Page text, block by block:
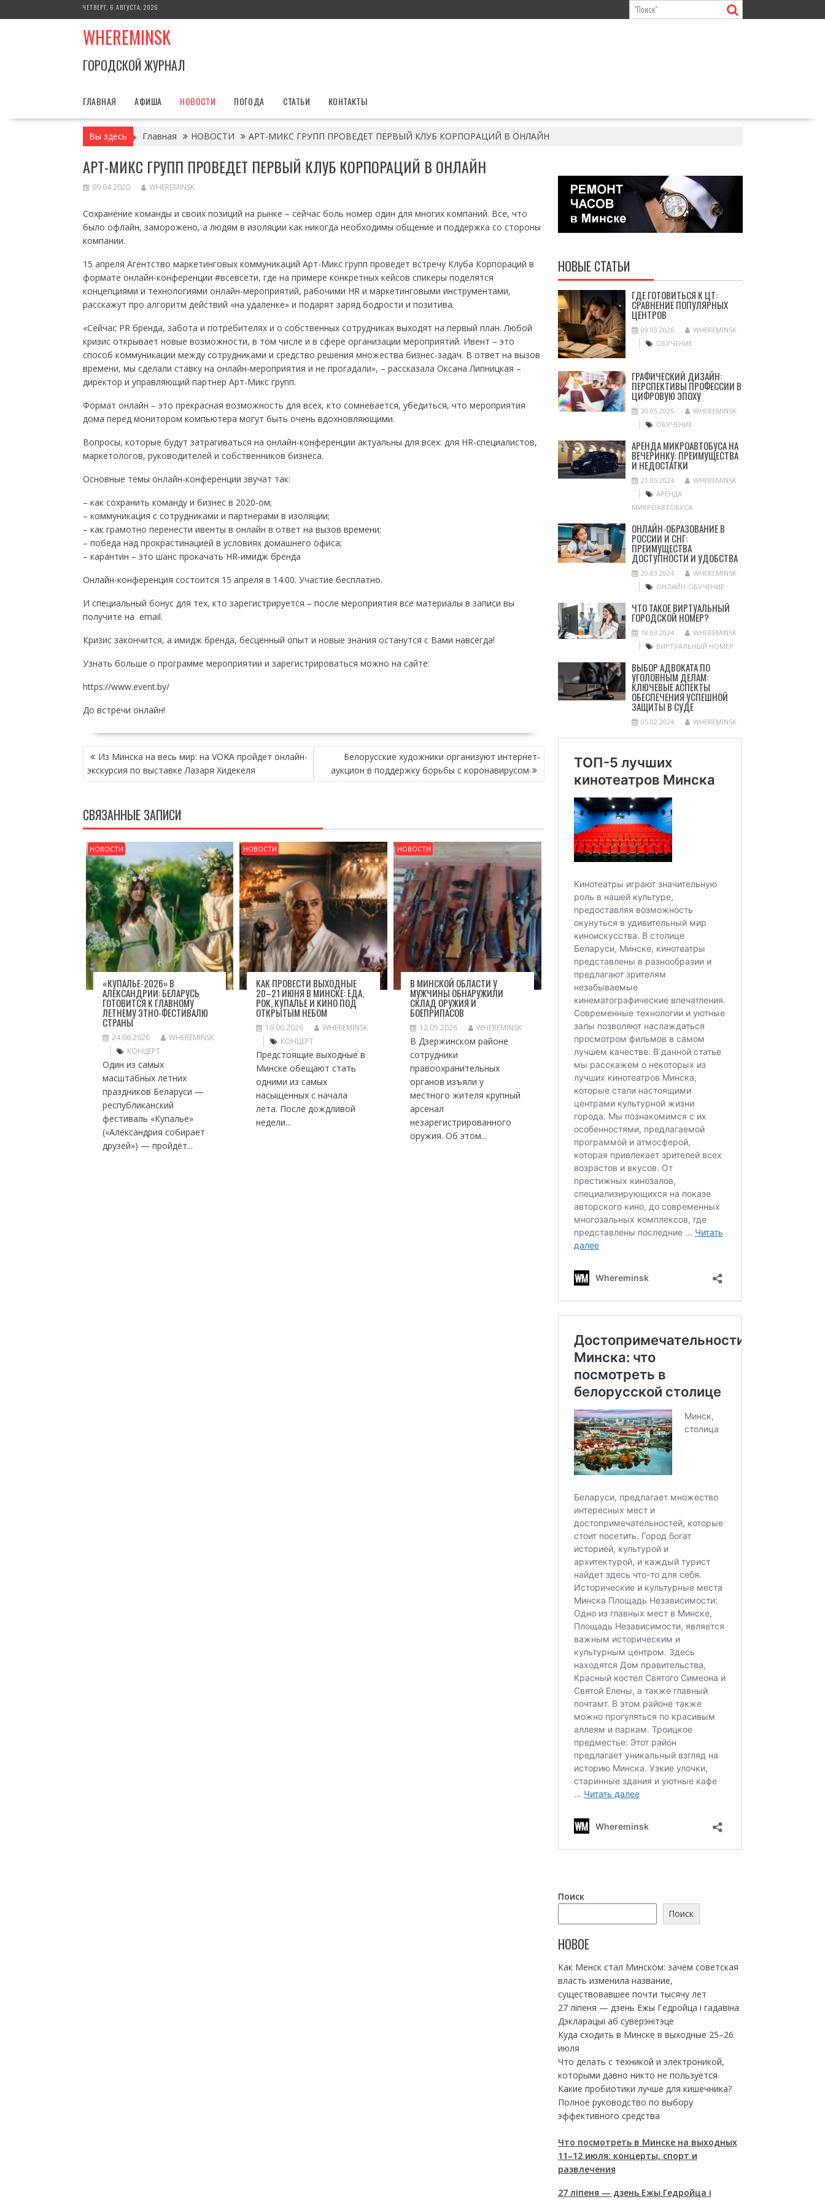
к
ЧЕТВЕРГ, 6 АВГУСТА, 2026
WHEREMINSK
ГОРОДСКОЙ ЖУРНАЛ
ГЛАВНАЯ АФИША НОВОСТИ ПОГОДА СТАТЬИ КОНТАКТЫ
Вы здесь Главная НОВОСТИ АРТ-МИКС ГРУПП ПРОВЕДЕТ ПЕРВЫЙ КЛУБ КОРПОРАЦИЙ В ОНЛАЙН
АРТ-МИКС ГРУПП ПРОВЕДЕТ ПЕРВЫЙ КЛУБ КОРПОРАЦИЙ В ОНЛАЙН
09.04.2020 WHEREMINSK
Сохранение команды и своих позиций на рынке – сейчас боль номер один для многих компаний. Все, что
было офлайн, заморожено, а людям в изоляции как никогда необходимы общение и поддержка со стороны
компании.
15 апреля Агентство маркетинговых коммуникаций Арт-Микс групп проведет встречу Клуба Корпораций в
формате онлайн-конференции #всевсети, где на примере конкретных кейсов спикеры поделятся
концепциями и технологиями онлайн-мероприятий, рабочими HR и маркетинговыми инструментами,
расскажут про алгоритм действий «на удаленке» и подарят заряд бодрости и позитива.
«Сейчас PR бренда, забота и потребителях и о собственных сотрудниках выходят на первый план. Любой
кризис открывает новые возможности, в том числе и в сфере организации мероприятий. Ивент – это
способ коммуникации между сотрудниками и средство решения множества бизнес-задач. В ответ на вызов
времени, мы сделали ставку на онлайн-мероприятия и не прогадали», – рассказала Оксана Липницкая –
директор и управляющий партнер Арт-Микс групп.
Формат онлайн – это прекрасная возможность для всех, кто сомневается, убедиться, что мероприятия
дома перед монитором компьютера могут быть очень вдохновляющими.
Вопросы, которые будут затрагиваться на онлайн-конференции актуальны для всех: для HR-специалистов,
маркетологов, руководителей и собственников бизнеса.
Основные темы онлайн-конференции звучат так:
– как сохранить команду и бизнес в 2020-ом;
– коммуникация с сотрудниками и партнерами в изоляции;
– как грамотно перенести ивенты в онлайн в ответ на вызов времени;
– победа над прокрастинацией в условиях домашнего офиса;
– карантин – это шанс прокачать HR-имидж бренда
Онлайн-конференция состоится 15 апреля в 14.00. Участие бесплатно.
И специальный бонус для тех, кто зарегистрируется – после мероприятия все материалы в записи вы
получите на email.
Кризис закончится, а имидж бренда, бесценный опыт и новые знания останутся с Вами навсегда!
Узнать больше о программе мероприятии и зарегистрироваться можно на сайте:
https://www.event.by/
До встречи онлайн!
НАВИГАЦИЯ
ПО
ЗАПИСЯМ
Из Минска на весь мир: на VOKA пройдет онлайн-
экскурсия по выставке Лазаря Хидекеля
Белорусские художники организуют интернет-
аукцион в поддержку борьбы с коронавирусом
СВЯЗАННЫЕ ЗАПИСИ
НОВОСТИ
«КУПАЛЬЕ-2026» В
АЛЕКСАНДРИИ: БЕЛАРУСЬ
ГОТОВИТСЯ К ГЛАВНОМУ
ЛЕТНЕМУ ЭТНО-ФЕСТИВАЛЮ
СТРАНЫ
24.06.2026
WHEREMINSK
КОНЦЕРТ
Один из самых
масштабных летних
праздников Беларуси —
республиканский
фестиваль «Купалье»
(«Александрия собирает
друзей») — пройдёт...
НОВОСТИ
КАК ПРОВЕСТИ ВЫХОДНЫЕ
20–21 ИЮНЯ В МИНСКЕ: ЕДА,
РОК, КУПАЛЬЕ И КИНО ПОД
ОТКРЫТЫМ НЕБОМ
19.06.2026
WHEREMINSK
КОНЦЕРТ
Предстоящие выходные в
Минске обещают стать
одними из самых
насыщенных с начала
лета. После дождливой
недели...
НОВОСТИ
В МИНСКОЙ ОБЛАСТИ У
МУЖЧИНЫ ОБНАРУЖИЛИ
СКЛАД ОРУЖИЯ И
БОЕПРИПАСОВ
12.05.2026 WHEREMINSK
В Дзержинском районе
сотрудники
правоохранительных
органов изъяли у
местного жителя крупный
арсенал
незарегистрированного
оружия. Об этом...
НОВЫЕ СТАТЬИ
ГДЕ ГОТОВИТЬСЯ К ЦТ:
СРАВНЕНИЕ ПОПУЛЯРНЫХ
ЦЕНТРОВ
09.03.2026
WHEREMINSK
ОБУЧЕНИЕ
ГРАФИЧЕСКИЙ ДИЗАЙН:
ПЕРСПЕКТИВЫ ПРОФЕССИИ В
ЦИФРОВУЮ ЭПОХУ
30.05.2025
WHEREMINSK
ОБУЧЕНИЕ
АРЕНДА МИКРОАВТОБУСА НА
ВЕЧЕРИНКУ: ПРЕИМУЩЕСТВА
И НЕДОСТАТКИ
21.05.2024
WHEREMINSK
АРЕНДА
МИКРОАВТОБУСА
ОНЛАЙН-ОБРАЗОВАНИЕ В
РОССИИ И СНГ:
ПРЕИМУЩЕСТВА
ДОСТУПНОСТИ И УДОБСТВА
20.03.2024
WHEREMINSK
ОНЛАЙН-ОБУЧЕНИЕ
ЧТО ТАКОЕ ВИРТУАЛЬНЫЙ
ГОРОДСКОЙ НОМЕР?
18.03.2024
WHEREMINSK
ВИРТУАЛЬНЫЙ НОМЕР
ВЫБОР АДВОКАТА ПО
УГОЛОВНЫМ ДЕЛАМ:
КЛЮЧЕВЫЕ АСПЕКТЫ
ОБЕСПЕЧЕНИЯ УСПЕШНОЙ
ЗАЩИТЫ В СУДЕ
05.02.2024 WHEREMINSK
Поиск
Поиск
НОВОЕ
Как Менск стал Минском: зачем советская
власть изменила название,
существовавшее почти тысячу лет
27 ліпеня — дзень Ежы Гедройца і гадавіна
Дэкларацыі аб суверэнітэце
Куда сходить в Минске в выходные 25–26
июля
Что делать с техникой и электроникой,
которыми давно никто не пользуется
Какие пробиотики лучше для кишечника?
Полное руководство по выбору
эффективного средства
Что посмотреть в Минске на выходных
11–12 июля: концерты, спорт и
развлечения
27 ліпеня — дзень Ежы Гедройца і